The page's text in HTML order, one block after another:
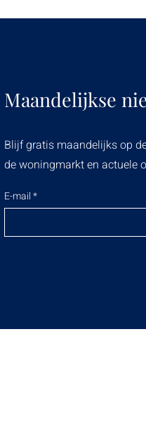
Maandelijkse
Blijf gratis maandelijks op
de woningmarkt en actuele
E-mail